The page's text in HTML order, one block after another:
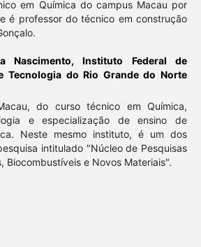
em Química do campus Macau por
é professor do técnico em construção
Nascimento,Instituto Federal de
Tecnologia do Rio Grande do Norte
do curso técnico em Química,
e especialização de ensino de
Neste mesmo instituto, é um dos
intitulado "Núcleo de Pesquisas
Biocombustíveis e Novos Materiais".